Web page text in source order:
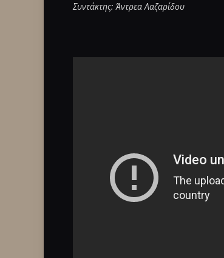
Συντάκτης: Άντρεα Λαζαρίδου